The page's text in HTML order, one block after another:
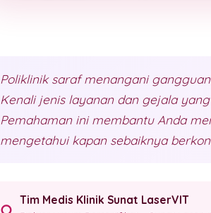
Poliklinik saraf menangani
Kenali jenis layanan dan gejala
Pemahaman ini membantu Anda
mengetahui kapan sebaiknya
Tim Medis Klinik Sunat LaserVIT